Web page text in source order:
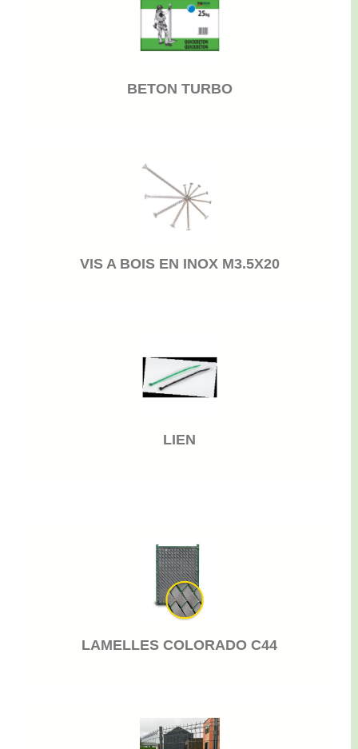
BETON TURBO
VIS A BOIS EN INOX M3.5X20
LIEN
LAMELLES COLORADO C44